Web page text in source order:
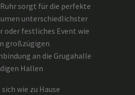
sorgt für die perfekte
unterschiedlichster
oder festliches Event wie
großzügigen
an die Grugahalle
Hallen
wie zu Hause